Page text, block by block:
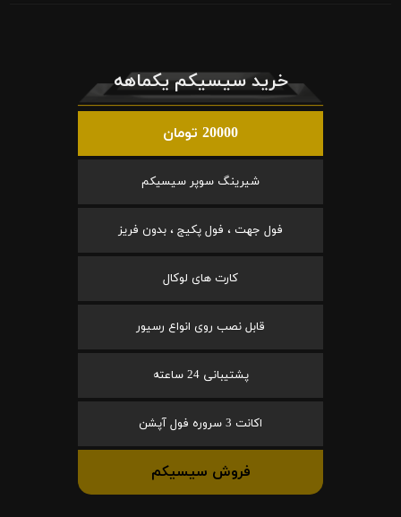
خرید سیسیکم یکماهه
20000 تومان
شیرینگ سوپر سیسیکم
فول جهت ، فول پکیج ، بدون فریز
کارت های لوکال
قابل نصب روی انواع رسیور
پشتیبانی 24 ساعته
اکانت 3 سروره فول آپشن
فروش سیسیکم